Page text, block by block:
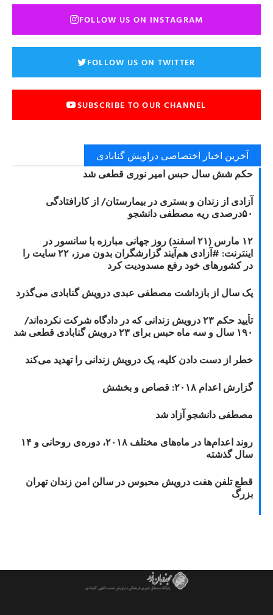
FOLLOW US ON INSTAGRAM
FOLLOW US ON TWITTER
SUBSCRIBE TO OUR CHANNEL
آخرین اخبار اختصاصی دراویش گنابادی
حکم شش سال حبس امیر نوری قطعی شد
آزادی از زندان و بستری در بیمارستان/ از کارافتادگی
۵۰درصدی ریه مصطفی دانشجو
۱۲ مارس (۲۱ اسفند) روز جهانی مبارزه با سانسور در
اینترنت: #آزادی هم‌آیند گزارشگران‌ بدون مرز، ۲۲ سایت را
در کشورهای خود رفع مسدودیت کرد
یک سال از بازداشت مصطفی عبدی درویش گنابادی می‌گذرد
تأیید حکم ۲۳ درویش زندانی که در دادگاه شرکت نکرده‌اند/
۱۹۰ سال و سه ماه حبس برای ۲۳ درویش گنابادی قطعی شد
خطر از دست دادن کلیه، یک درویش زندانی را تهدید می‌کند
گزارش اعدام ۲۰۱۸: قصاص و بخشش
مصطفی دانشجو آزاد شد
روند اعدام‌ها در ماه‌های مختلف ۲۰۱۸، دوره‌ی روحانی و ۱۴
سال گذشته
قطع تلفن هفت درویش محبوس در سالن امن زندان تهران
بزرگ